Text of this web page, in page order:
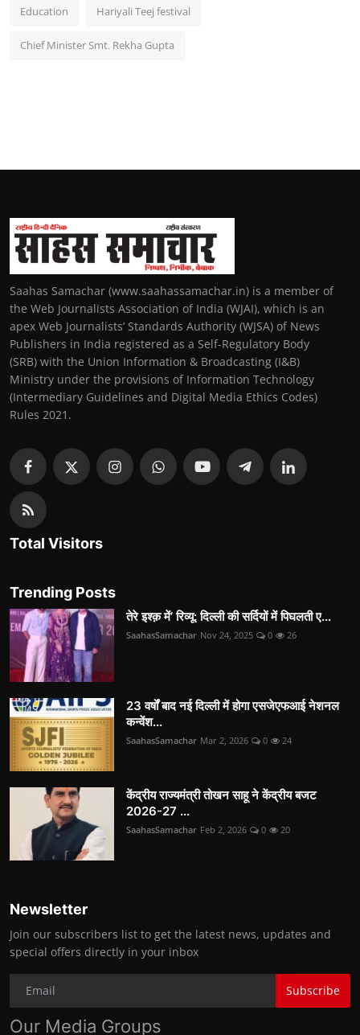
Education Hariyali Teej festival
Chief Minister Smt. Rekha Gupta
Saahas Samachar (www.saahassamachar.in) is a member of
the Web Journalists Association of India (WJAI), which is an
apex Web Journalists’ Standards Authority (WJSA) of News
Publishers in India registered as a Self-Regulatory Body
(SRB) with the Union Information & Broadcasting (I&B)
Ministry under the provisions of Information Technology
(Intermediary Guidelines and Digital Media Ethics Codes)
Rules 2021.
Total Visitors
Trending Posts
तेरे इश्क़ में’ रिव्यू: दिल्ली की सर्दियों में पिघलती ए...
SaahasSamachar Nov 24, 2025 0 26
23 वर्षों बाद नई दिल्ली में होगा एसजेएफआई नेशनल
कन्वेंश...
SaahasSamachar Mar 2, 2026 0 24
केंद्रीय राज्यमंत्री तोखन साहू ने केंद्रीय बजट
2026-27 ...
SaahasSamachar Feb 2, 2026 0 20
Newsletter
Join our subscribers list to get the latest news, updates and
special offers directly in your inbox
Subscribe
Our Media Groups